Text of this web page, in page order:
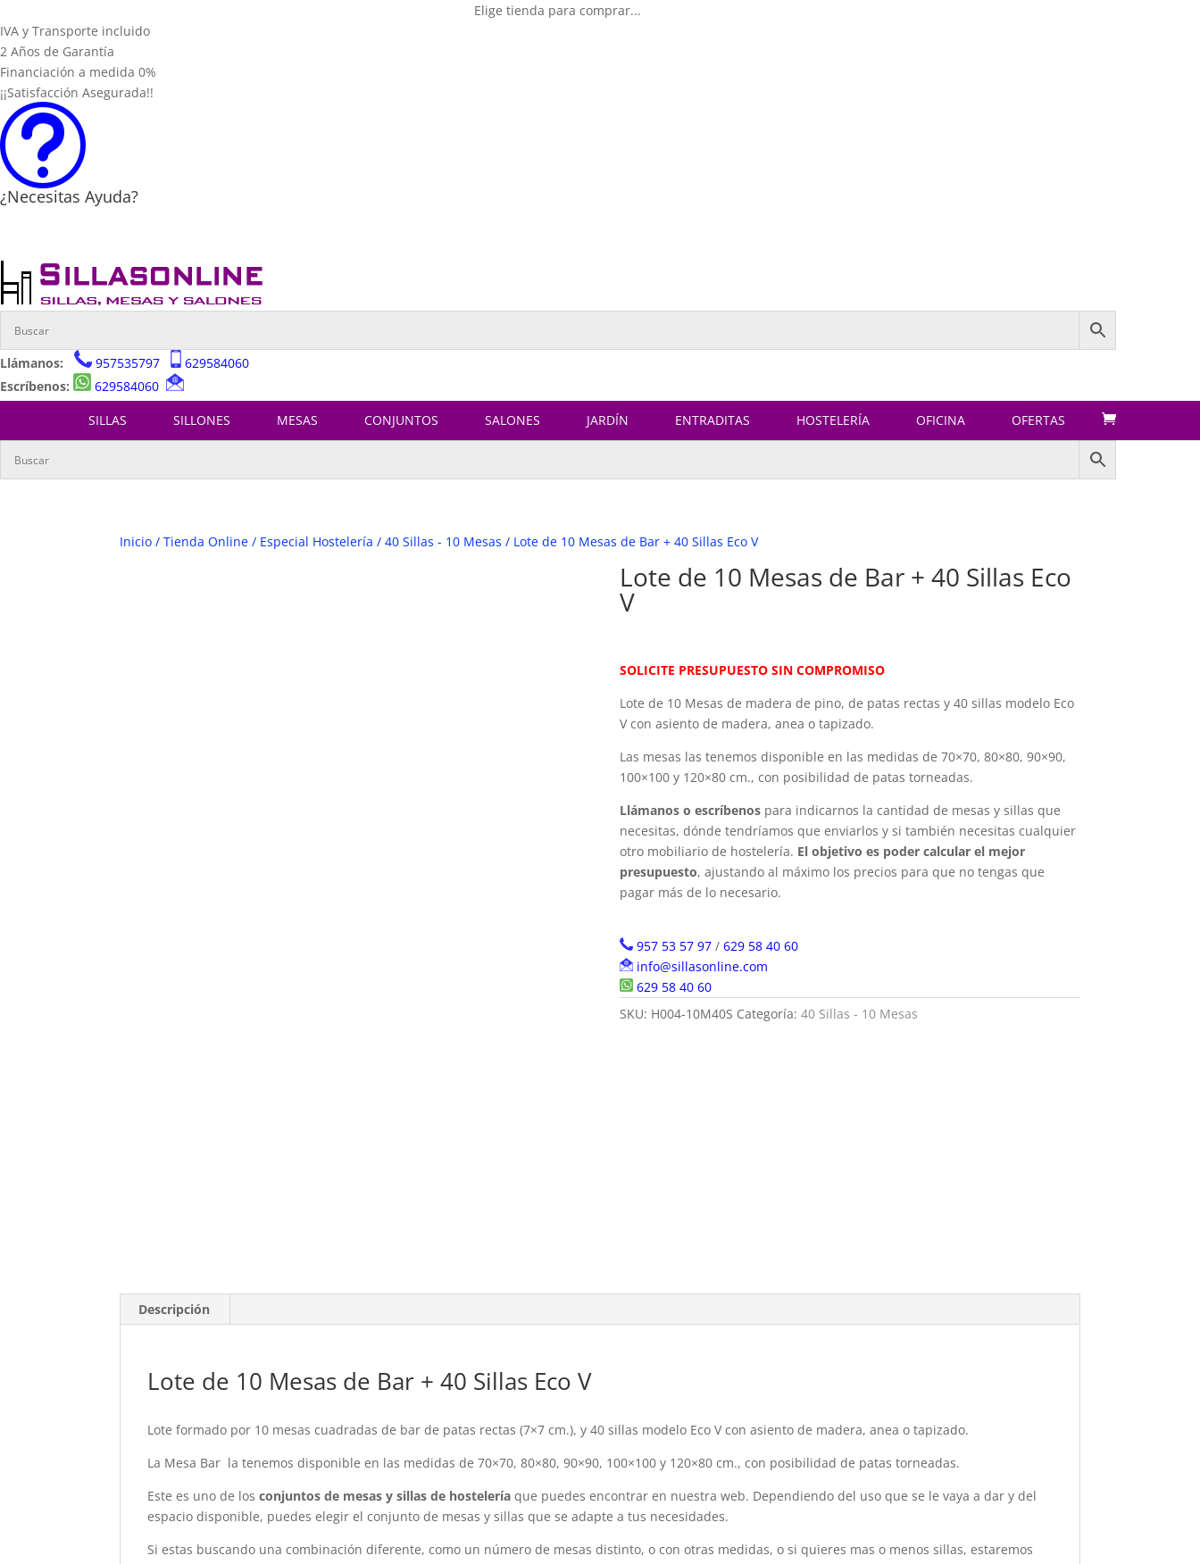
Elige tienda para comprar...
IVA y Transporte incluido
2 Años de Garantía
Financiación a medida 0%
¡¡Satisfacción Asegurada!!
t
¿Necesitas Ayuda?
Llámanos: 957535797
629584060
Escríbenos:
629584060
SILLAS SILLONES MESAS CONJUNTOS SALONES JARDÍN ENTRADITAS HOSTELERÍA OFICINA OFERTAS
Inicio /Tienda Online / Especial Hostelería /40 Sillas - 10 Mesas / Lote de 10 Mesas de Bar + 40 Sillas Eco V
Lote de 10 Mesas de Bar + 40 Sillas Eco
V
SOLICITE PRESUPUESTO SIN COMPROMISO
Lote de 10 Mesas de madera de pino, de patas rectas y 40 sillas modelo Eco
V con asiento de madera, anea o tapizado.
Las mesas las tenemos disponible en las medidas de 70×70, 80×80, 90×90,
100×100 y 120×80 cm., con posibilidad de patas torneadas.
Llámanos o escríbenospara indicarnos la cantidad de mesas y sillas que
necesitas, dónde tendríamos que enviarlos y si también necesitas cualquier
otro mobiliario de hostelería. El objetivo es poder calcular el mejor
presupuesto, ajustando al máximo los precios para que no tengas que
pagar más de lo necesario.
957 53 57 97/ 629 58 40 60
info@sillasonline.com
629 58 40 60
SKU: H004-10M40S Categoría: 40 Sillas - 10 Mesas
Descripción
Lote de 10 Mesas de Bar + 40 Sillas Eco V
Lote formado por 10 mesas cuadradas de bar de patas rectas (7×7 cm.), y 40 sillas modelo Eco V con asiento de madera, anea o tapizado.
La Mesa Bar la tenemos disponible en las medidas de 70×70, 80×80, 90×90, 100×100 y 120×80 cm., con posibilidad de patas torneadas.
Este es uno de losconjuntos de mesas y sillas de hostelería que puedes encontrar en nuestra web. Dependiendo del uso que se le vaya a dar y del
espacio disponible, puedes elegir el conjunto de mesas y sillas que se adapte a tus necesidades.
Si estas buscando una combinación diferente, como un número de mesas distinto, o con otras medidas, o si quieres mas o menos sillas, estaremos